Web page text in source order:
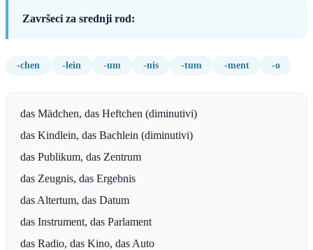
Završeci za srednji rod:
-chen -lein -um -nis -tum -ment -o
das Mädchen, das Heftchen (diminutivi)
das Kindlein, das Bachlein (diminutivi)
das Publikum, das Zentrum
das Zeugnis, das Ergebnis
das Altertum, das Datum
das Instrument, das Parlament
das Radio, das Kino, das Auto